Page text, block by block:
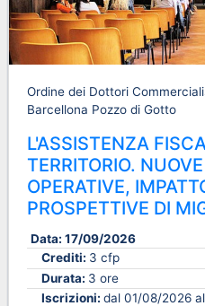
Ordine dei Dottori
Barcellona Pozzo di Gotto
L'ASSISTENZA
TERRITORIO.
OPERATIVE,
PROSPETTIVE DI
Data: 17/09/2026
Crediti: 3 cfp
Durata: 3 ore
Iscrizioni: dal 01/08/2026